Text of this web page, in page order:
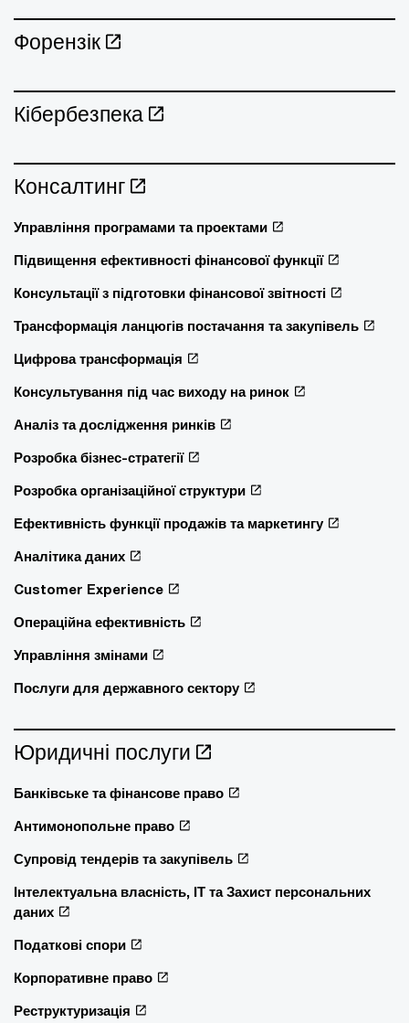
Форензік
Кібербезпека
Консалтинг
Управління програмами та проектами
Підвищення ефективності фінансової функції
Консультації з підготовки фінансової звітності
Трансформація ланцюгів постачання та закупівель
Цифрова трансформація
Консультування під час виходу на ринок
Аналіз та дослідження ринків
Розробка бізнес-стратегії
Розробка організаційної структури
Ефективність функції продажів та маркетингу
Аналітика даних
Customer Experience
Операційна ефективність
Управління змінами
Послуги для державного сектору
Юридичні послуги
Банківське та фінансове право
Антимонопольне право
Супровід тендерів та закупівель
Інтелектуальна власність, ІТ та Захист персональних
даних
Податкові спори
Корпоративне право
Реструктуризація